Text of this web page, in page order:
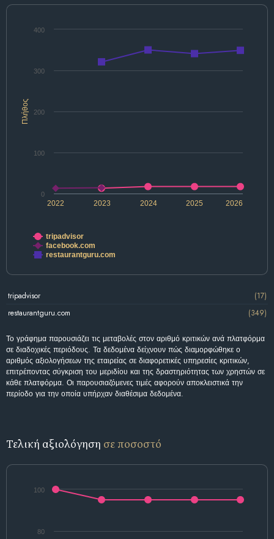
Πλήθος
2022 2024 2026
2023 2025
0
100
200
300
400
tripadvisor
facebook.com
restaurantguru.com
tripadvisor
(17)
restaurantguru.com
(349)
Το γράφημα παρουσιάζει τις μεταβολές στον αριθμό κριτικών ανά πλατφόρμα
σε διαδοχικές περιόδους. Τα δεδομένα δείχνουν πώς διαμορφώθηκε ο
αριθμός αξιολογήσεων της εταιρείας σε διαφορετικές υπηρεσίες κριτικών,
επιτρέποντας σύγκριση του μεριδίου και της δραστηριότητας των χρηστών σε
κάθε πλατφόρμα. Οι παρουσιαζόμενες τιμές αφορούν αποκλειστικά την
περίοδο για την οποία υπήρχαν διαθέσιμα δεδομένα.
Τελική αξιολόγηση σε ποσοστό
80
100